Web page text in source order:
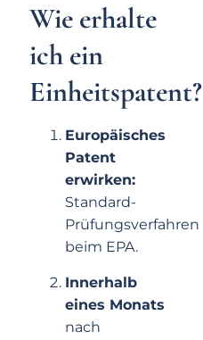
Wie erhalte
ich ein
Einheitspatent?
Europäisches
Patent
erwirken:
Standard-
Prüfungsverfahren
beim EPA.
Innerhalb
eines Monats
nach